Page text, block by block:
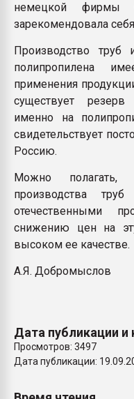
немецкой фирмы
зарекомендовала
Производство труб
полипропилена
применения
существует резерв
именно на
свидетельствует
Россию.
Можно полагать,
производства
отечественными
снижению цен на
высоком ее качестве.
А.Я. Добромыслов
Дата публикации и
Просмотров: 3497
Дата публикации: